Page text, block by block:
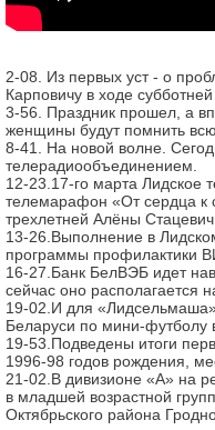
2-08. Из первых уст - о
Карповичу в ходе
3-56. Праздник прошел, а
женщины будут помнить всю
8-41. На новой волне.
телерадиообъединением.
12-23.17-го марта Лидское
телемарафон «От сердца к
трехлетней Алёны Стацевич
13-26.Выполнение в
программы профилактики
16-27.Банк БелВЭБ идет
сейчас оно располагается
19-02.И для
Беларуси по мини-футболу
19-53.Подведены итоги
1996-98 годов рождения,
21-02.В дивизионе «А» на
в младшей возрастной
Октябрьского района